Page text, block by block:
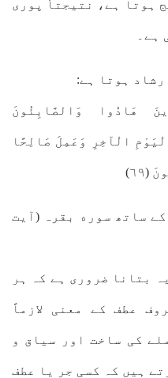
ہوتا ہے، نتیجتاً پوری
ہے۔
هَادُوا وَالصَّابِئُونَ
الْآخِرِ وَعَمِلَ صَالِحًا
ساتھ سوره بقرہ (آیت
بتانا ضروری ہے کہ ہر
عطف کے معنی لازماً
کی ساخت اور سیاق و
ہیں کہ کسی جر یا عطف